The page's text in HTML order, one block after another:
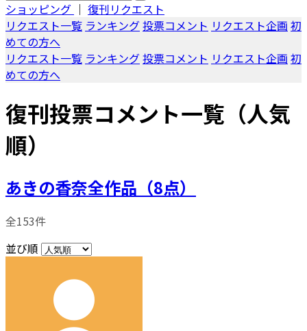
ショッピング ｜ 復刊リクエスト
リクエスト一覧 ランキング投票コメント リクエスト企画 初
めての方へ
リクエスト一覧 ランキング投票コメント リクエスト企画 初
めての方へ
復刊投票コメント一覧（人気
順）
あきの香奈全作品（8点）
全153件
並び順